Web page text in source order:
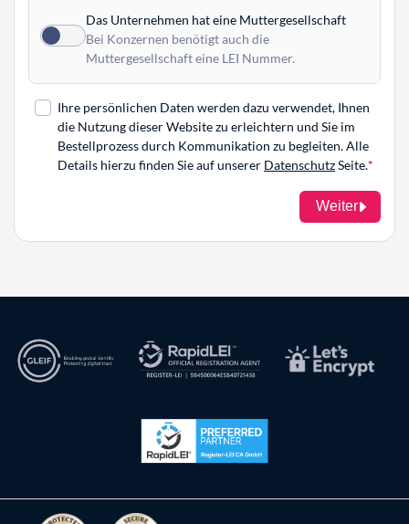
Das Unternehmen hat eine Muttergesellschaft
Bei Konzernen benötigt auch die
Muttergesellschaft eine LEI Nummer.
Ihre persönlichen Daten werden dazu verwendet, Ihnen
die Nutzung dieser Website zu erleichtern und Sie im
Bestellprozess durch Kommunikation zu begleiten. Alle
Details hierzu finden Sie auf unserer DatenschutzSeite.
Weiter